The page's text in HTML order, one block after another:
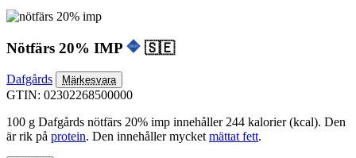
Nötfärs 20% IMP 🇸🇪
Dafgårds Märkesvara
GTIN: 02302268500000
100 g Dafgårds nötfärs 20% imp innehåller 244 kalorier (kcal). Den
är rik på protein. Den innehåller mycketmättat fett.